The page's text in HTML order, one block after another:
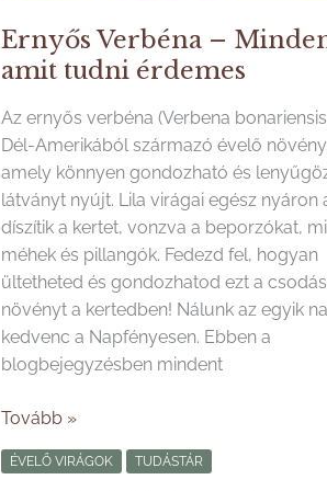
Ernyős Verbéna –
amit tudni érdemes
Az ernyős verbéna (Verbena
Dél-Amerikából származó évelő
amely könnyen gondozható és
látványt nyújt. Lila virágai egész nyáron
díszítik a kertet, vonzva a beporzókat,
méhek és pillangók. Fedezd fel, hogyan
ültetheted és gondozhatod ezt a csodás
növényt a kertedben! Nálunk az egyik
kedvenc a Napfényesen. Ebben a
blogbejegyzésben mindent
Ernyős
Verbéna
–
Tovább »
ÉVELŐ VIRÁGOK TUDÁSTÁR